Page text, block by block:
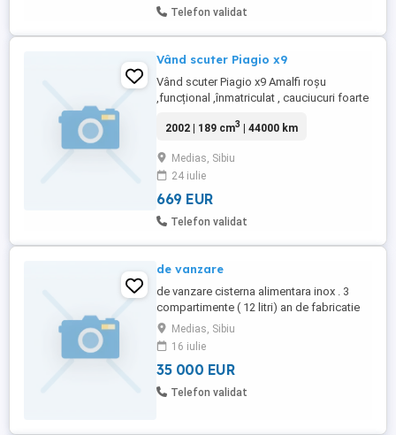
Telefon validat
Vând scuter Piagio x9
Vând scuter Piagio x9 Amalfi roșu
,funcțional ,înmatriculat , cauciucuri foarte
2002 | 189 cm3 | 44000 km
Medias, Sibiu
24 iulie
669 EUR
Telefon validat
de vanzare
de vanzare cisterna alimentara inox . 3
compartimente ( 12 litri) an de fabricatie
2011 neavariat,conditie buna.
Medias, Sibiu
16 iulie
35 000 EUR
Telefon validat